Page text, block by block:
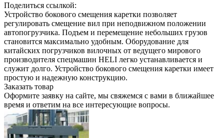
Поделиться ссылкой:
Устройство бокового смещения каретки позволяет
регулировать смещение вил при неподвижном положении
автопогрузчика. Подъем и перемещение небольших грузов
становится максимально удобным. Оборудование для
китайских погрузчиков вилочных от ведущего мирового
производителя спецмашин HELI легко устанавливается и
служит долго. Устройство бокового смещения каретки имеет
простую и надежную конструкцию.
Заказать товар
Оформите заявку на сайте, мы свяжемся с вами в ближайшее
время и ответим на все интересующие вопросы.